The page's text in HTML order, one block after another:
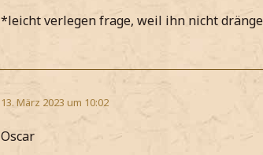
*leicht verlegen frage, weil ihn nicht
13. März 2023 um 10:02
Oscar